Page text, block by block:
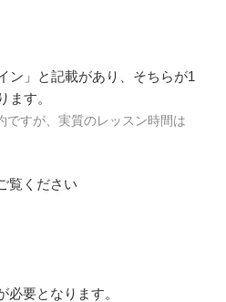
」と記載があり、そちらが1
ます。
すが、実質のレッスン時間は
覧ください
必要となります。